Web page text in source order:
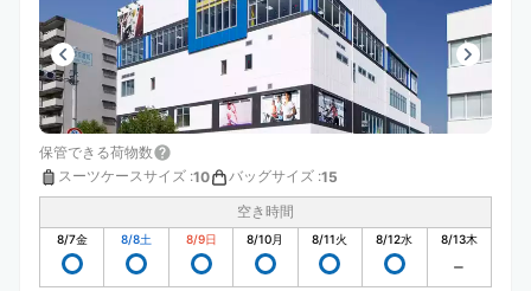
保管できる荷物数
スーツケースサイズ :10 バッグサイズ :15
空き時間
8/7金 8/8土 8/9日 8/10月 8/11火 8/12水 8/13木